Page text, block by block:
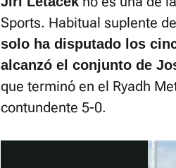
Sports. Habitual suplente
solo ha disputado los
alcanzó el conjunto de
que terminó en el Ryadh
contundente 5-0.